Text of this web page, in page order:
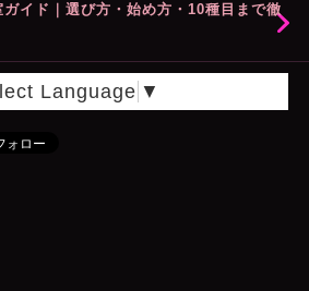
イド｜選び方・始め方・10種目まで徹
Language ▼